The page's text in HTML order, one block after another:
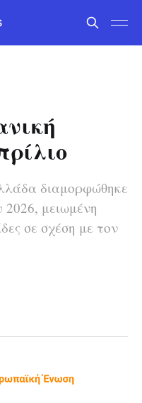
διαμορφώθηκε
2026, μειωμένη
σε σχέση με τον